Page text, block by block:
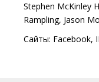
Stephen McKinley
Rampling, Jason
Сайты: Facebook,